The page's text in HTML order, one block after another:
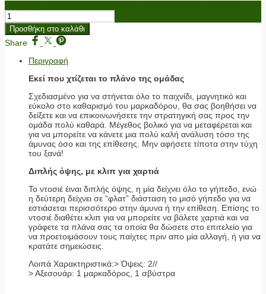
Προσθήκη στο καλάθι
Share
Περιγραφή
Εκεί που χτίζεται το πλάνο της ομάδας
Σχεδιασμένο για να στήνεται όλο το παιχνίδι, μαγνητικό και
εύκολο στο καθαρισμό του μαρκαδόρου, θα σας βοηθήσει να
δείξετε και να επικοινωνήσετε την στρατηγική σας προς την
ομάδα πολύ καθαρά. Μέγεθος βολικό για να μεταφέρεται και
για να μπορείτε να κάνετε μια πολύ καλή ανάλυση τόσο της
άμυνας όσο και της επίθεσης. Μην αφήσετε τίποτα στην τύχη
του ξανά!
Διπλής όψης, με κλιπ για χαρτιά
Το ντοσιέ έιναι διπλής όψης, η μία δείχνει όλο το γήπεδο, ενώ
η δεύτερη δείχνει σε “φλατ” διάσταση το μισό γήπεδο για να
εστιάσεται περισσότερο στην άμυνα ή την επίθεση. Επίσης το
ντοσιέ διαθέτει κλιπ για να μπορείτε να βάλετε χαρτιά και να
γράφετε τα πλάνα σας τα οποία θα δώσετε στο επιτελείο για
να προετοιμάσουν τους παίχτες πριν απο μία αλλαγή, ή για να
κρατάτε σημειώσεις.
Λοιπά Χαρακτηριστικά:> Όψεις: 2//
> Αξεσουάρ: 1 μαρκαδόρος, 1 σβύστρα